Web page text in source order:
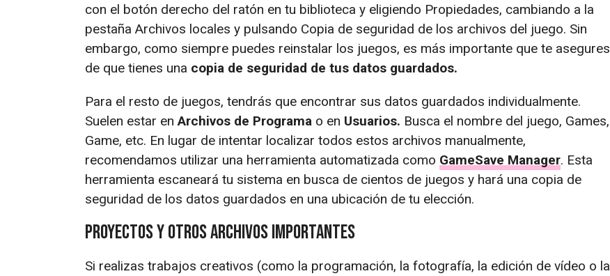
con el botón derecho del ratón en tu biblioteca y eligiendo Propiedades, cambiando a la
pestaña Archivos locales y pulsando Copia de seguridad de los archivos del juego. Sin
embargo, como siempre puedes reinstalar los juegos, es más importante que te asegures
de que tienes una copia de seguridad de tus datos guardados.
Para el resto de juegos, tendrás que encontrar sus datos guardados individualmente.
Suelen estar enArchivos de Programa o en Usuarios. Busca el nombre del juego, Games,
Game, etc. En lugar de intentar localizar todos estos archivos manualmente,
recomendamos utilizar una herramienta automatizada como GameSave Manager. Esta
herramienta escaneará tu sistema en busca de cientos de juegos y hará una copia de
seguridad de los datos guardados en una ubicación de tu elección.
Proyectos y otros archivos importantes
Si realizas trabajos creativos (como la programación, la fotografía, la edición de vídeo o la